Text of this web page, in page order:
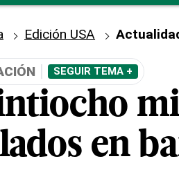
Edición USA
SEGUIR TEMA +
en